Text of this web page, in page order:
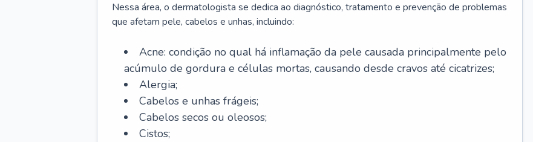
Nessa área, o dermatologista se dedica ao diagnóstico, tratamento e prevenção de problemas
que afetam pele, cabelos e unhas, incluindo:
Acne: condição no qual há inflamação da pele causada principalmente pelo
acúmulo de gordura e células mortas, causando desde cravos até cicatrizes;
Alergia;
Cabelos e unhas frágeis;
Cabelos secos ou oleosos;
Cistos;